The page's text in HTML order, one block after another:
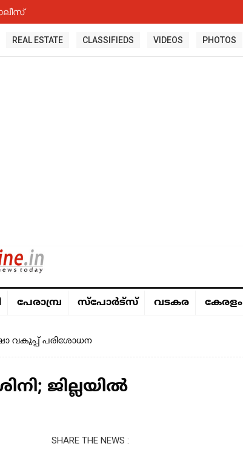
REAL ESTATE CLASSIFIEDS VIDEOS PHOTOS
പേരാമ്പ്ര സ്പോർട്സ് വടകര കേരളം
വകുപ്പ് പരിശോധന
ജില്ലയിൽ
SHARE THE NEWS :